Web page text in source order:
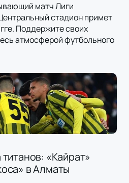
матч Лиги
стадион примет
Поддержите своих
атмосферой футбольного
«Кайрат»
в Алматы